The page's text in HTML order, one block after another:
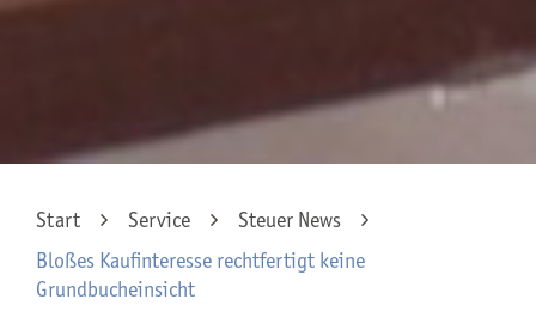
Start Service
Steuer News
Bloßes Kaufinteresse rechtfertigt keine
Grundbucheinsicht